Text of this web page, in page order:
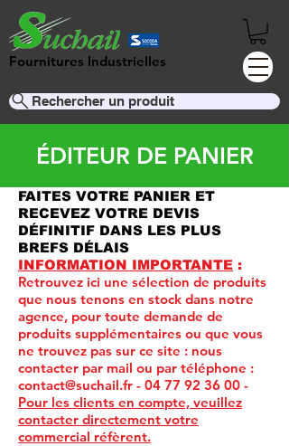
Fournitures Industrielles
Rechercher un produit
ÉDITEUR DE PANIER
FAITES VOTRE PANIER ET
RECEVEZ VOTRE DEVIS
DÉFINITIF DANS LES PLUS
BREFS DÉLAIS
INFORMATION IMPORTANTE :
Retrouvez ici une sélection de produits
que nous tenons en stock dans notre
agence, pour toute demande de
produits supplémentaires ou que vous
ne trouvez pas sur ce site : nous
contacter par mail ou par téléphone :
contact@suchail.fr - 04 77 92 36 00 -
Pour les clients en compte, veuillez
contacter directement votre
commercial réfèrent.